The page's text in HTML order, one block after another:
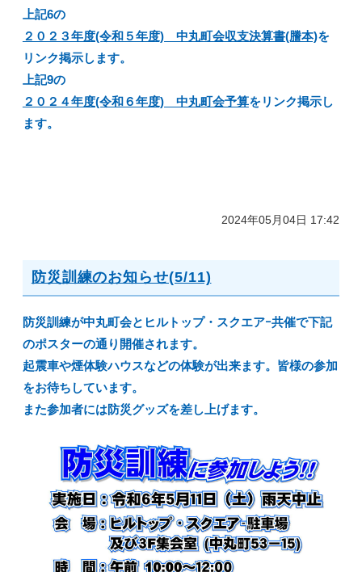
上記6の
２０２３年度(令和５年度) 中丸町会収支決算書(謄本)を
リンク掲示します。
上記9の
２０２４年度(令和６年度) 中丸町会予算をリンク掲示し
ます。
2024年05月04日 17:42
防災訓練のお知らせ(5/11)
防災訓練が中丸町会とヒルトップ・スクエアｰ共催で下記
のポスターの通り開催されます。
起震車や煙体験ハウスなどの体験が出来ます。皆様の参加
をお待ちしています。
また参加者には防災グッズを差し上げます。